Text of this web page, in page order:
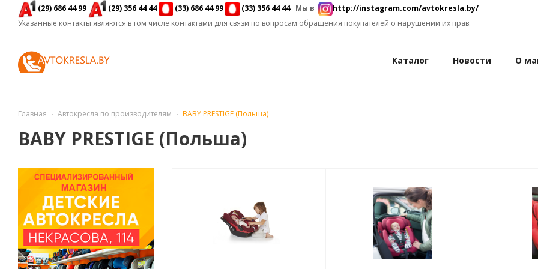
(29) 686 44 99 (29) 356 44 44 (33) 686 44 99 (33) 356 44 44 Мы в
http://instagram.com/avtokresla.by/
Указанные контакты являются в том числе контактами для связи по вопросам обращения покупателей о нарушении их прав.
Каталог Новости О
Главная Автокресла по производителям BABY PRESTIGE (Польша)
BABY PRESTIGE (Польша)